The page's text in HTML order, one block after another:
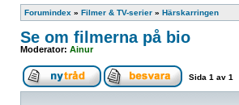
Forumindex » Filmer & TV-serier » Härskarringen
Se om filmerna på bio
Moderator: Ainur
Sida 1 av 1